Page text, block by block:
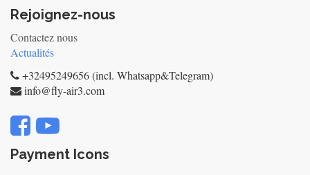
Rejoignez-nous
Contactez nous
Actualités
+32495249656 (incl. Whatsapp&Telegram)
info@fly-air3.com
Payment Icons